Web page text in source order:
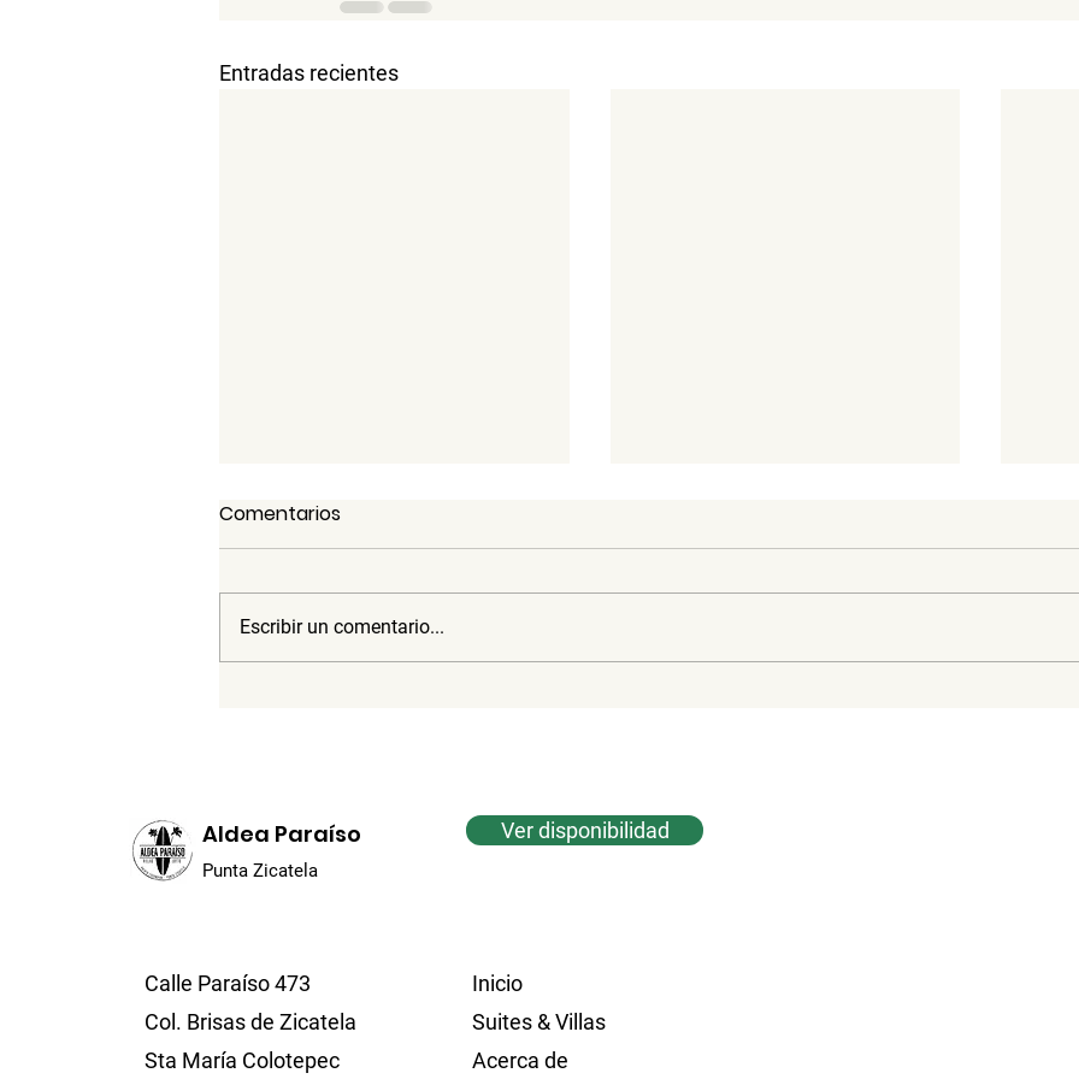
Entradas recientes
Comentarios
Escribir un comentario...
Aldea Paraíso
Punta Zicatela
Ver disponibilidad
Calle Paraíso 473
Col. Brisas de Zicatela
Sta María Colotepec
Inicio
Suites & Villas
Acerca de